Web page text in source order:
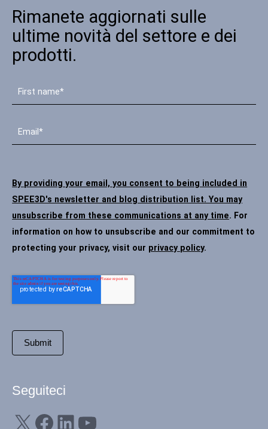
Rimanete aggiornati sulle
ultime novità del settore e dei
prodotti.
By providing your email, you consent to being included in
SPEE3D's newsletter and blog distribution list. You may
unsubscribe from these communications at any time. For
information on how to unsubscribe and our commitment to
protecting your privacy, visit our privacy policy.
Seguiteci
X Facebook LinkedIn YouTube